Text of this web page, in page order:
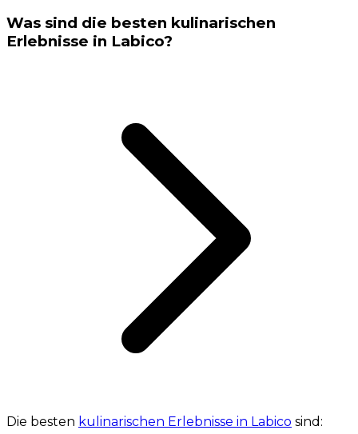
Was sind die besten kulinarischen
Erlebnisse in Labico?
Die besten kulinarischen Erlebnisse in Labico sind: